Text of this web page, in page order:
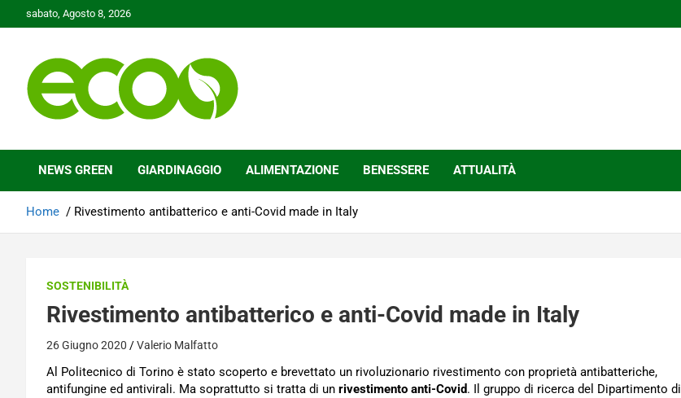
to
sabato, Agosto 8, 2026
Ecoo.it
NEWS GREEN GIARDINAGGIO ALIMENTAZIONE BENESSERE ATTUALITÀ
Home Rivestimento antibatterico e anti-Covid made in Italy
SOSTENIBILITÀ
Rivestimento antibatterico e anti-Covid made in Italy
26 Giugno 2020 Valerio Malfatto
Al Politecnico di Torino è stato scoperto e brevettato un rivoluzionario rivestimento con proprietà antibatteriche,
antifungine ed antivirali. Ma soprattutto si tratta di un rivestimento anti-Covid. Il gruppo di ricerca del Dipartimento di